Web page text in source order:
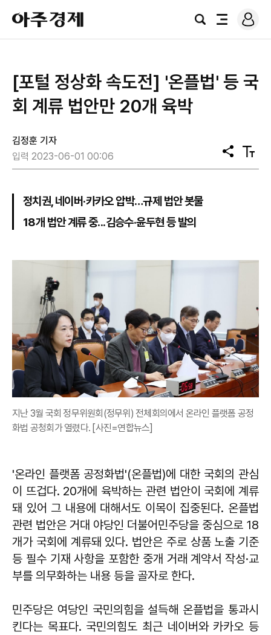
아
주
경
검
전
로
그
[포털 정상화 속도전] '온플법' 등 국
회 계류 법안만 20개 육박
김정훈 기자
입력 2023-06-01 00:06
공
유
텍
스
정치권, 네이버·카카오 압박…규제 법안 봇물
18개 법안 계류 중...김승수·윤두현 등 발의
지난 3월 국회 정무위원회(정무위) 전체회의에서 온라인 플랫폼 공정
화법 공청회가 열렸다. [사진=연합뉴스]
'온라인 플랫폼 공정화법'(온플법)에 대한 국회의 관심
이 뜨겁다. 20개에 육박하는 관련 법안이 국회에 계류
돼 있어 그 내용에 대해서도 이목이 집중된다. 온플법
관련 법안은 거대 야당인 더불어민주당을 중심으로 18
개가 국회에 계류돼 있다. 법안은 주로 상품 노출 기준
등 필수 기재 사항을 포함한 중개 거래 계약서 작성·교
부를 의무화하는 내용 등을 골자로 한다.
민주당은 여당인 국민의힘을 설득해 온플법을 통과시
킨다는 목표다. 국민의힘도 최근 네이버와 카카오 등